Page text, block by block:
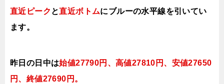
直近ピーク と直近ボトムにブルーの水平線を引いてい
ます。
昨日の日中は始値27790円、高値27810円、安値27650
円、終値27690円 。